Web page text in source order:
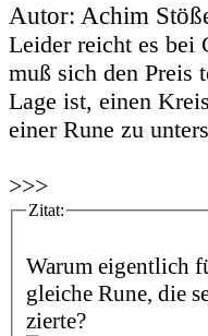
Autor: Achim
Leider reicht es bei
muß sich den
Lage ist, einen
einer Rune zu
>>>
Zitat:
Warum eigentlich
gleiche Rune, die
zierte?